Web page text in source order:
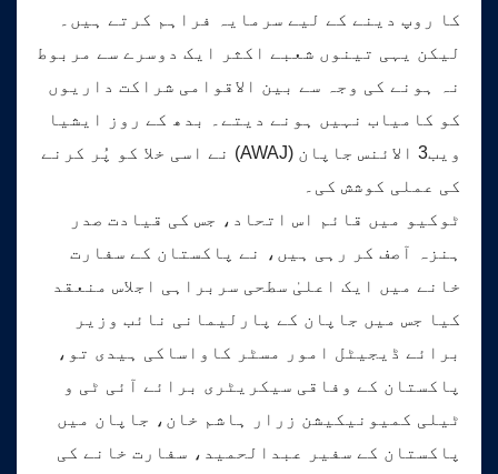
کا روپ دینے کے لیے سرمایہ فراہم کرتے ہیں۔
لیکن یہی تینوں شعبے اکثر ایک دوسرے سے مربوط
نہ ہونے کی وجہ سے بین الاقوامی شراکت داریوں
کو کامیاب نہیں ہونے دیتے۔ بدھ کے روز ایشیا
ویب3 الائنس جاپان (AWAJ) نے اسی خلا کو پُر کرنے
کی عملی کوشش کی۔
ٹوکیو میں قائم اس اتحاد، جس کی قیادت صدر
ہنزہ آصف کر رہی ہیں، نے پاکستان کے سفارت
خانے میں ایک اعلیٰ سطحی سربراہی اجلاس منعقد
کیا جس میں جاپان کے پارلیمانی نائب وزیر
برائے ڈیجیٹل امور مسٹر کاواساکی ہیدی تو،
پاکستان کے وفاقی سیکریٹری برائے آئی ٹی و
ٹیلی کمیونیکیشن زرار ہاشم خان، جاپان میں
پاکستان کے سفیر عبدالحمید، سفارت خانے کی